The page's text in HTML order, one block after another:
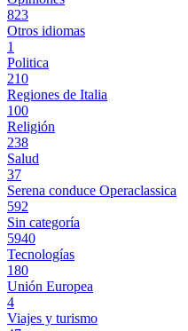
823
Otros idiomas
1
Politica
210
Regiones de Italia
100
Religión
238
Salud
37
Serena conduce Operaclassica
592
Sin categoría
5940
Tecnologías
180
Unión Europea
4
Viajes y turismo